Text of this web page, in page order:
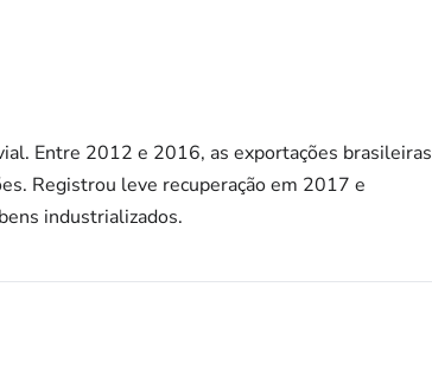
Entre 2012 e 2016, as exportações brasileiras
Registrou leve recuperação em 2017 e
industrializados.